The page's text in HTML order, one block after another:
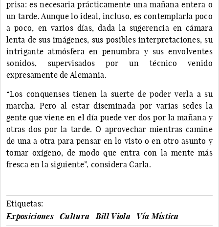
prisa: es necesaria prácticamente una mañana entera o
un tarde. Aunque lo ideal, incluso, es contemplarla poco
a poco, en varios días, dada la sugerencia en cámara
lenta de sus imágenes, sus posibles interpretaciones, su
intrigante atmósfera en penumbra y sus envolventes
sonidos, supervisados por un técnico venido
expresamente de Alemania.
“Los conquenses tienen la suerte de poder verla a su
marcha. Pero al estar diseminada por varias sedes la
gente que viene en el día puede ver dos por la mañana y
otras dos por la tarde. O aprovechar mientras camine
de una a otra para pensar en lo visto o en otro asunto y
tomar oxígeno, de modo que entra con la mente más
fresca en la siguiente”, considera Carla.
Etiquetas:
Exposiciones
Cultura Bill Viola Vía Mística